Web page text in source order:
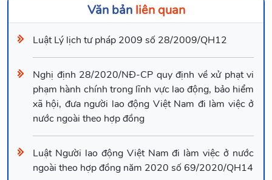
Văn bảnliên quan
Luật Lý lịch tư pháp 2009 số 28/2009/QH12
Nghị định 28/2020/NĐ-CP quy định về xử phạt vi
phạm hành chính trong lĩnh vực lao động, bảo hiểm
xã hội, đưa người lao động Việt Nam đi làm việc ở
nước ngoài theo hợp đồng
Luật Người lao động Việt Nam đi làm việc ở nước
ngoài theo hợp đồng năm 2020 số 69/2020/QH14